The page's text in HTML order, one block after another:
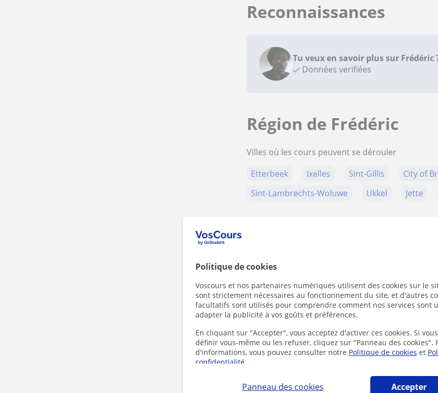
Politique de cookies
Voscours et nos partenaires numériques utilisent des cookies sur le
sont strictement nécessaires au fonctionnement du site, et d'autres
facultatifs sont utilisés pour comprendre comment nos services sont
adapter la publicité à vos goûts et préférences.
En cliquant sur "Accepter", vous acceptez d'activer ces cookies. Si
définir vous-même ou les refuser, cliquez sur "Panneau des cookies".
d'informations, vous pouvez consulter notre Politique de cookies et
confidentialité.
Panneau des cookies Accepter
Reconnaissances
Tu veux en savoir plus sur Frédéric
Données verifiées
Région de Frédéric
Villes où les cours peuvent se dérouler
Etterbeek
Ixelles Sint-Gillis City of
Sint-Lambrechts-Woluwe
Ukkel Jette
Tarif horaire 25€/h
1er cours offert